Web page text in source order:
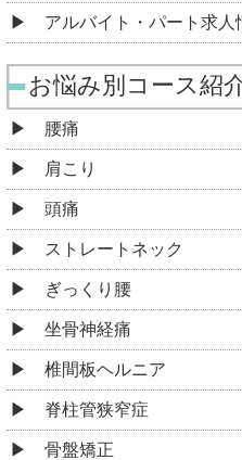
アルバイト・パート求人
お悩み別コース紹
腰痛
肩こり
頭痛
ストレートネック
ぎっくり腰
坐骨神経痛
椎間板ヘルニア
脊柱管狭窄症
骨盤矯正